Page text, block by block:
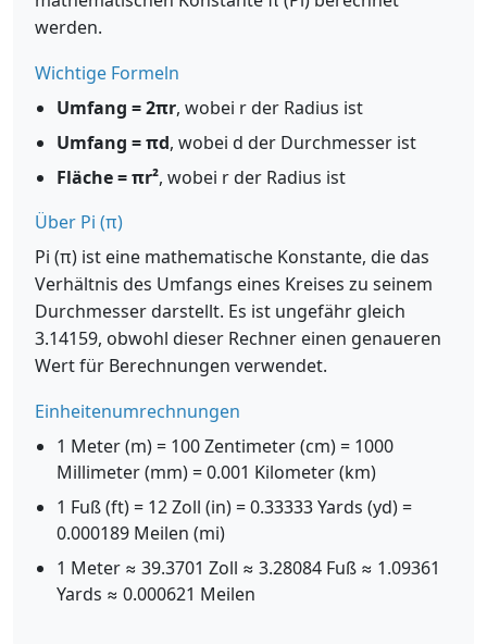
werden.
Wichtige Formeln
Umfang = 2πr, wobei r der Radius ist
Umfang = πd, wobei d der Durchmesser ist
Fläche = πr², wobei r der Radius ist
Über Pi (π)
Pi (π) ist eine mathematische Konstante, die das
Verhältnis des Umfangs eines Kreises zu seinem
Durchmesser darstellt. Es ist ungefähr gleich
3.14159, obwohl dieser Rechner einen genaueren
Wert für Berechnungen verwendet.
Einheitenumrechnungen
1 Meter (m) = 100 Zentimeter (cm) = 1000
Millimeter (mm) = 0.001 Kilometer (km)
1 Fuß (ft) = 12 Zoll (in) = 0.33333 Yards (yd) =
0.000189 Meilen (mi)
1 Meter ≈ 39.3701 Zoll ≈ 3.28084 Fuß ≈ 1.09361
Yards ≈ 0.000621 Meilen